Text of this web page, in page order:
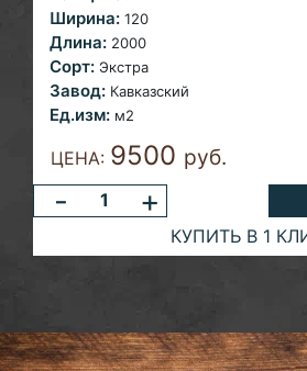
Ширина: 120
Длина: 2000
Сорт: Экстра
Завод: Кавказский
Ед.изм: м2
ЦЕНА: 9500 руб.
- +
КУПИТЬ В 1